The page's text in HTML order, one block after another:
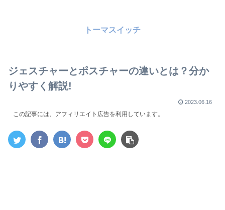
トーマスイッチ
ジェスチャーとポスチャーの違いとは？分か
りやすく解説!
2023.06.16
この記事には、アフィリエイト広告を利用しています。